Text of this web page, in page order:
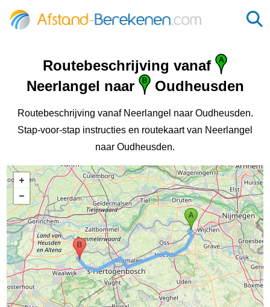
Routebeschrijving vanaf
Neerlangel naar
Oudheusden
Routebeschrijving vanaf Neerlangel naar Oudheusden.
Stap-voor-stap instructies en routekaart van Neerlangel
naar Oudheusden.